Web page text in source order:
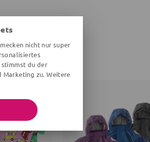
nicht nur super
stimmst du der
Marketing zu. Weitere